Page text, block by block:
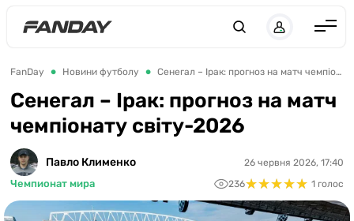
Англія
Іспанія
Німеччина
Франція
Україна
FanDay Новини футболу Сенегал – Ірак: прогноз на матч чемпіонату світу-2026
Сенегал – Ірак: прогноз на матч
чемпіонату світу-2026
Павло Клименко
Чемпионат мира
26 червня 2026, 17:40
236★★★★★
★★★★★ 1 голос